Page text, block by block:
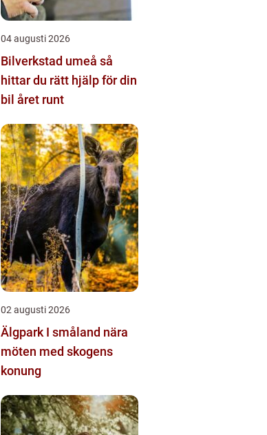
04 augusti 2026
Bilverkstad umeå så
hittar du rätt hjälp för din
bil året runt
02 augusti 2026
Älgpark I småland nära
möten med skogens
konung